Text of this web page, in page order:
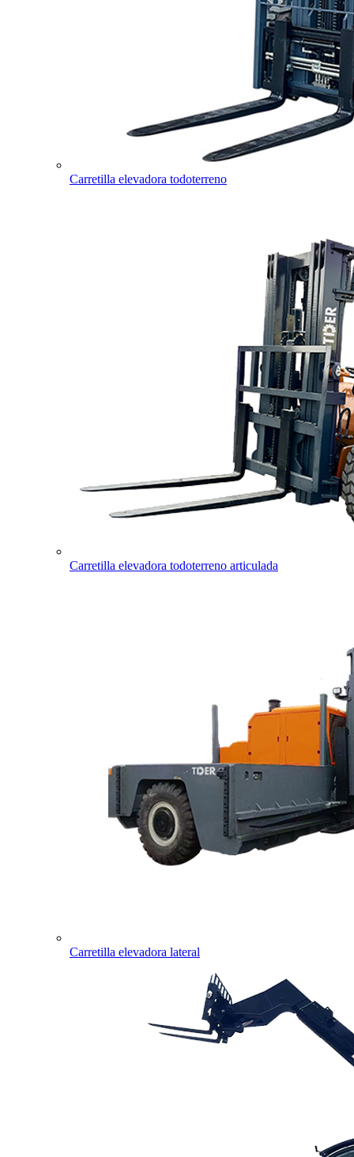
Carretilla elevadora todoterreno
Carretilla elevadora todoterreno articulada
Carretilla elevadora lateral